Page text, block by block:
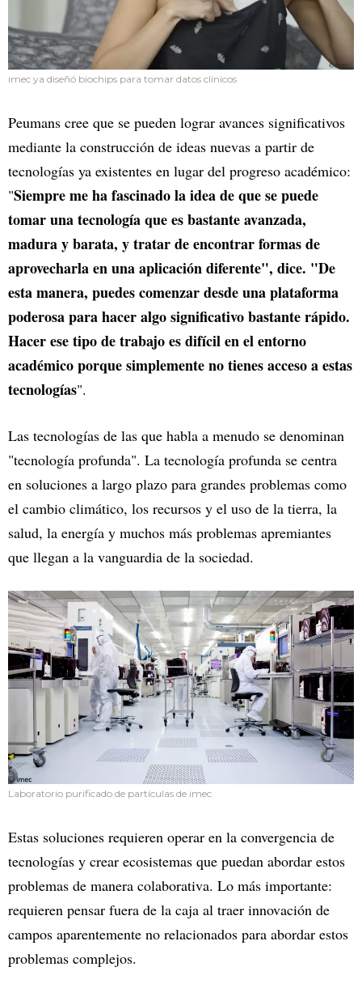
imec ya diseñó biochips para tomar datos clínicos
Peumans cree que se pueden lograr avances significativos
mediante la construcción de ideas nuevas a partir de
tecnologías ya existentes en lugar del progreso académico:
"Siempre me ha fascinado la idea de que se puede
tomar una tecnología que es bastante avanzada,
madura y barata, y tratar de encontrar formas de
aprovecharla en una aplicación diferente", dice. "De
esta manera, puedes comenzar desde una plataforma
poderosa para hacer algo significativo bastante rápido.
Hacer ese tipo de trabajo es difícil en el entorno
académico porque simplemente no tienes acceso a estas
tecnologías".
Las tecnologías de las que habla a menudo se denominan
"tecnología profunda". La tecnología profunda se centra
en soluciones a largo plazo para grandes problemas como
el cambio climático, los recursos y el uso de la tierra, la
salud, la energía y muchos más problemas apremiantes
que llegan a la vanguardia de la sociedad.
Laboratorio purificado de partículas de imec
Estas soluciones requieren operar en la convergencia de
tecnologías y crear ecosistemas que puedan abordar estos
problemas de manera colaborativa. Lo más importante:
requieren pensar fuera de la caja al traer innovación de
campos aparentemente no relacionados para abordar estos
problemas complejos.